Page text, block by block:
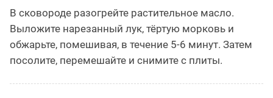
В сковороде разогрейте растительное масло.
Выложите нарезанный лук, тёртую морковь и
обжарьте, помешивая, в течение 5-6 минут. Затем
посолите, перемешайте и снимите с плиты.